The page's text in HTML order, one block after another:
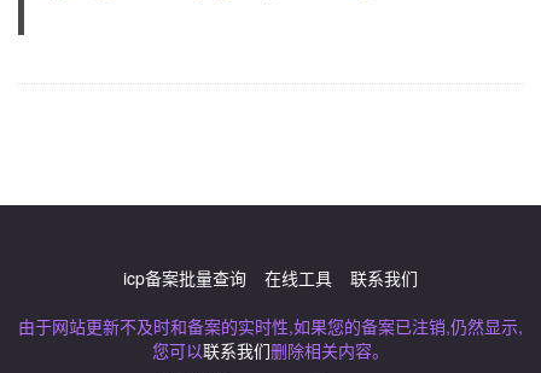
icp备案批量查询 在线工具
联系我们
由于网站更新不及时和备案的实时性,如果您的备案已注销,仍然显示,
您可以联系我们删除相关内容。